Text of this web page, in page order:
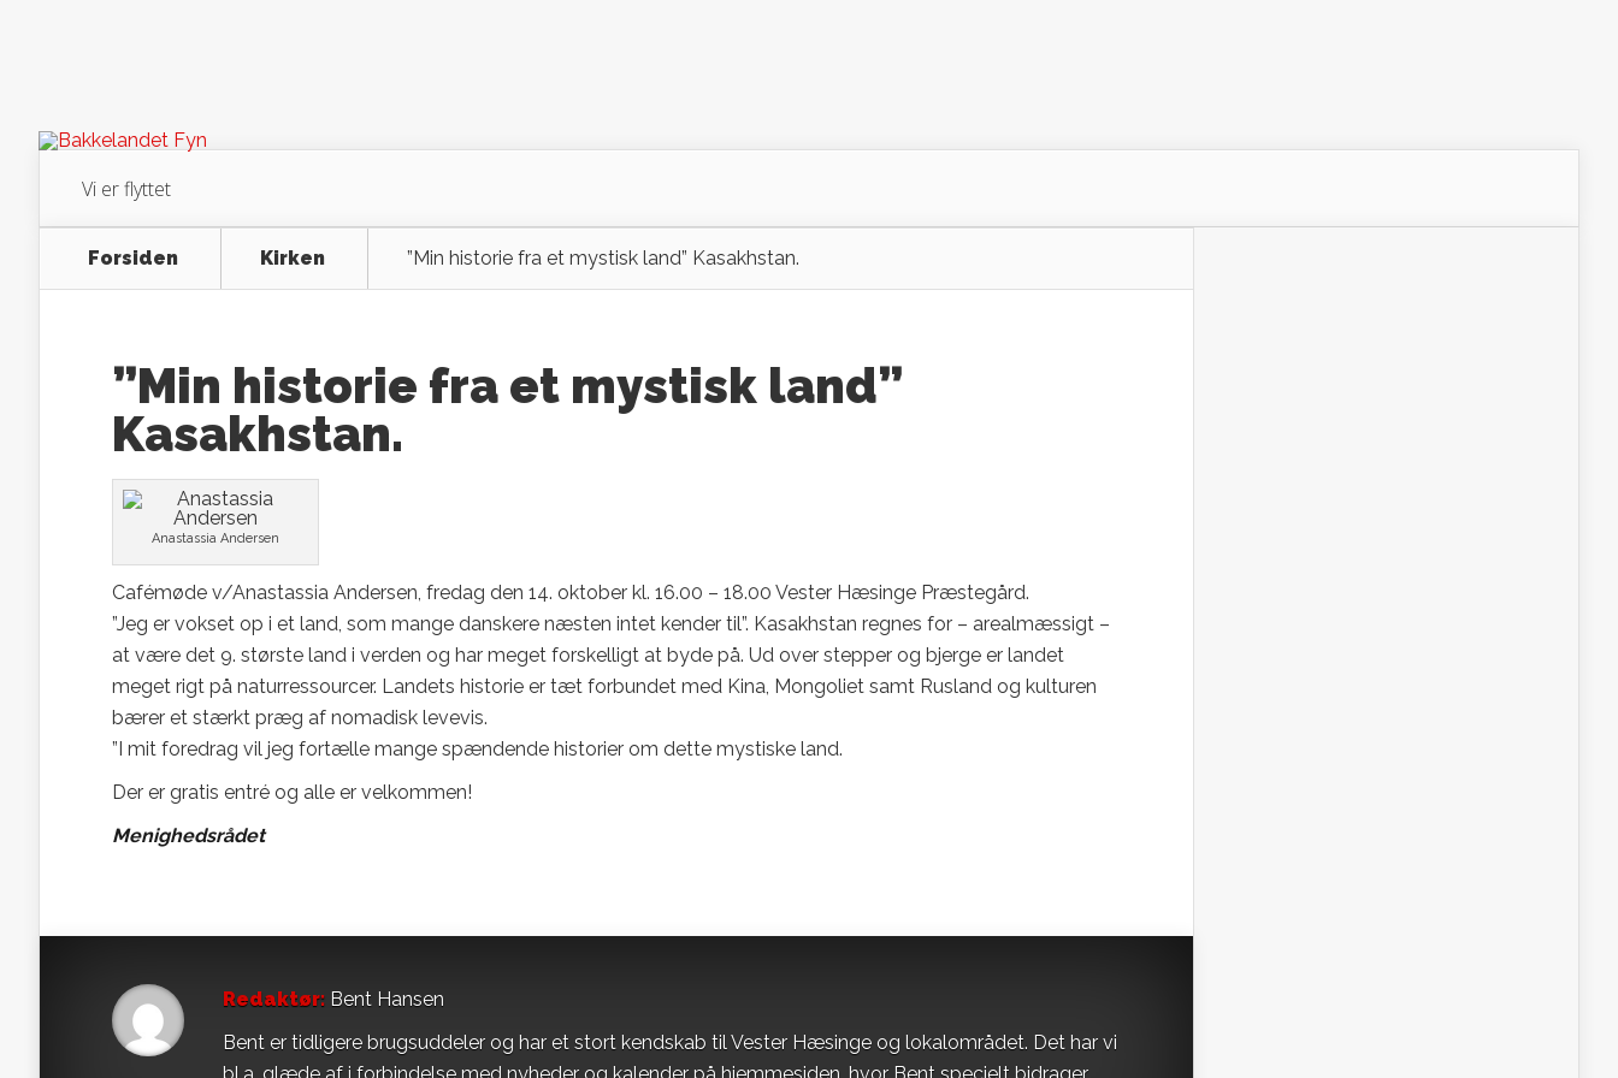
Vi er flyttet
Forsiden Kirken ”Min historie fra et mystisk land” Kasakhstan.
”Min historie fra et mystisk land”
Kasakhstan.
Anastassia Andersen
Cafémøde v/Anastassia Andersen, fredag den 14. oktober kl. 16.00 – 18.00 Vester Hæsinge Præstegård.
”Jeg er vokset op i et land, som mange danskere næsten intet kender til”. Kasakhstan regnes for – arealmæssigt –
at være det 9. største land i verden og har meget forskelligt at byde på. Ud over stepper og bjerge er landet
meget rigt på naturressourcer. Landets historie er tæt forbundet med Kina, Mongoliet samt Rusland og kulturen
bærer et stærkt præg af nomadisk levevis.
”I mit foredrag vil jeg fortælle mange spændende historier om dette mystiske land.
Der er gratis entré og alle er velkommen!
Menighedsrådet
Redaktør: Bent Hansen
Bent er tidligere brugsuddeler og har et stort kendskab til Vester Hæsinge og lokalområdet. Det har vi